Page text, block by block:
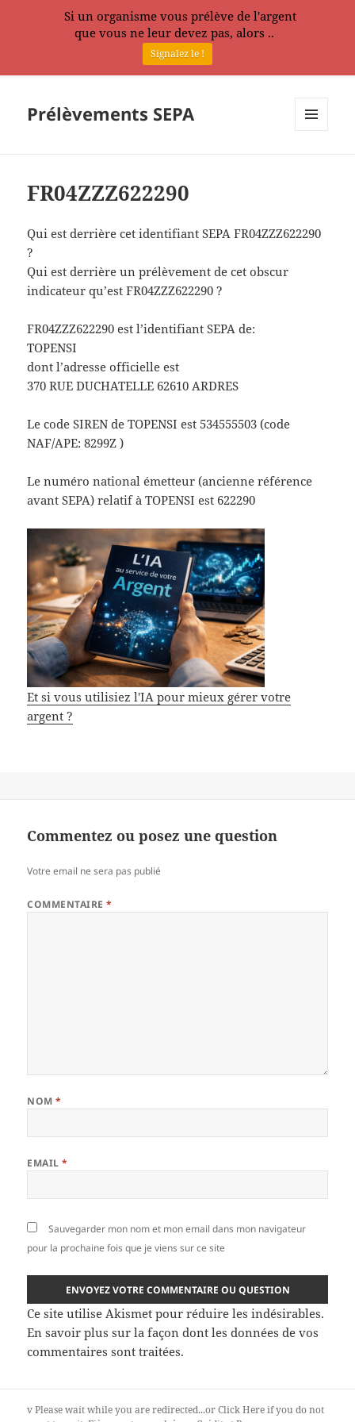
Prélèvements SEPA
FR04ZZZ622290
Qui est derrière cet identifiant SEPA FR04ZZZ622290
?
Qui est derrière un prélèvement de cet obscur
indicateur qu’est FR04ZZZ622290 ?
FR04ZZZ622290 est l’identifiant SEPA de:
TOPENSI
dont l’adresse officielle est
370 RUE DUCHATELLE 62610 ARDRES
Le code SIREN de TOPENSI est 534555503 (code
NAF/APE: 8299Z )
Le numéro national émetteur (ancienne référence
avant SEPA) relatif à TOPENSI est 622290
Et si vous utilisiez l'IA pour mieux gérer votre
argent ?
Commentez ou posez une question
Votre email ne sera pas publié
COMMENTAIRE*
NOM*
EMAIL*
Sauvegarder mon nom et mon email dans mon navigateur
pour la prochaine fois que je viens sur ce site
Ce site utilise Akismet pour réduire les indésirables.
En savoir plus sur la façon dont les données de vos
commentaires sont traitées.
vPlease wait while you are redirected...orClick Hereif you do not
Si un organisme vous prélève de l'argent
que vous ne leur devez pas, alors ..
Signalez le !